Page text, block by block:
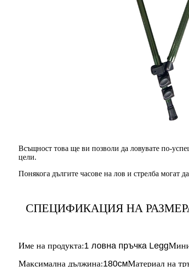
Всъщност това ще ви позволи да ловувате по-
цели.
Понякога дългите часове на лов и стрелба могат
СПЕЦИФИКАЦИЯ НА
Име на продукта:1 ловна пръчка Legg
Максимална дължина:180смМатериал на